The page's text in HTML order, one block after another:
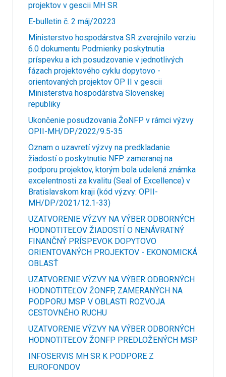
projektov v gescii MH SR
E-bulletin č. 2 máj/20223
Ministerstvo hospodárstva SR zverejnilo verziu
6.0 dokumentu Podmienky poskytnutia
príspevku a ich posudzovanie v jednotlivých
fázach projektového cyklu dopytovo -
orientovaných projektov OP II v gescii
Ministerstva hospodárstva Slovenskej
republiky
Ukončenie posudzovania ŽoNFP v rámci výzvy
OPII-MH/DP/2022/9.5-35
Oznam o uzavretí výzvy na predkladanie
žiadostí o poskytnutie NFP zameranej na
podporu projektov, ktorým bola udelená známka
excelentnosti za kvalitu (Seal of Excellence) v
Bratislavskom kraji (kód výzvy: OPII-
MH/DP/2021/12.1-33)
UZATVORENIE VÝZVY NA VÝBER ODBORNÝCH
HODNOTITEĽOV ŽIADOSTÍ O NENÁVRATNÝ
FINANČNÝ PRÍSPEVOK DOPYTOVO
ORIENTOVANÝCH PROJEKTOV - EKONOMICKÁ
OBLASŤ
UZATVORENIE VÝZVY NA VÝBER ODBORNÝCH
HODNOTITEĽOV ŽONFP, ZAMERANÝCH NA
PODPORU MSP V OBLASTI ROZVOJA
CESTOVNÉHO RUCHU
UZATVORENIE VÝZVY NA VÝBER ODBORNÝCH
HODNOTITEĽOV ŽONFP PREDLOŽENÝCH MSP
INFOSERVIS MH SR K PODPORE Z
EUROFONDOV